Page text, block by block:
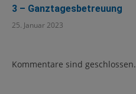
3 – Ganztagesbetreuung
25. Januar 2023
Kommentare sind geschlossen.